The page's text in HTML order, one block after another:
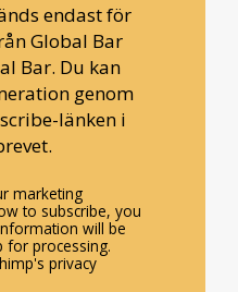
endast för
Global Bar
Bar. Du kan
genom
länken i
marketing
to subscribe, you
will be
for processing.
privacy